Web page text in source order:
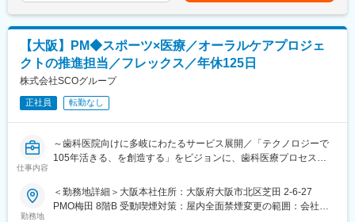
変更の範囲：会社の定める業務
■業務詳細：
・導入準備（セットアップ、インストール、動作確認）
・医療機関での現地設置、検証作業
・医師・事務スタッフ向けの操作教育
・稼働後フォロー（問合せ対応、改善提案）
・開発チームとの連携（不具合共有、改善項目のフィードバッ
ク）
※導入施設1,500超の主力製品を扱うため、医療機関からの依頼が
毎年増加しています。
・PC／システム／ネットワークに関する基礎知識
・顧客折衝・コミュニケーションスキル
【大阪】PM◆スポーツ×医療／オーラルケアプロジェ
クトの推進担当／フレックス／年休125日
株式会社SCOグループ
正社員 転勤なし
仕事内容
～歯科医院向けに多岐にわたるサービス展開／「テクノロジーで
105年活きる、を創造する」をビジョンに、歯科医療プロセスの
■募集背景：
勤務地
＜勤務地詳細＞大阪本社住所：大阪府大阪市北区芝田 2-6-27
PMO梅田 8階B 受動喫煙対策：屋内全面禁煙変更の範囲：会社の